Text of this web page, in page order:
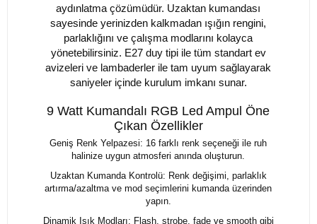
aydınlatma çözümüdür. Uzaktan kumandası
sayesinde yerinizden kalkmadan ışığın rengini,
parlaklığını ve çalışma modlarını kolayca
yönetebilirsiniz. E27 duy tipi ile tüm standart ev
avizeleri ve lambaderler ile tam uyum sağlayarak
saniyeler içinde kurulum imkanı sunar.
9 Watt Kumandalı RGB Led Ampul Öne
Çıkan Özellikler
Geniş Renk Yelpazesi: 16 farklı renk seçeneği ile ruh
halinize uygun atmosferi anında oluşturun.
Uzaktan Kumanda Kontrolü: Renk değişimi, parlaklık
artırma/azaltma ve mod seçimlerini kumanda üzerinden
yapın.
Dinamik Işık Modları: Flash, strobe, fade ve smooth gibi